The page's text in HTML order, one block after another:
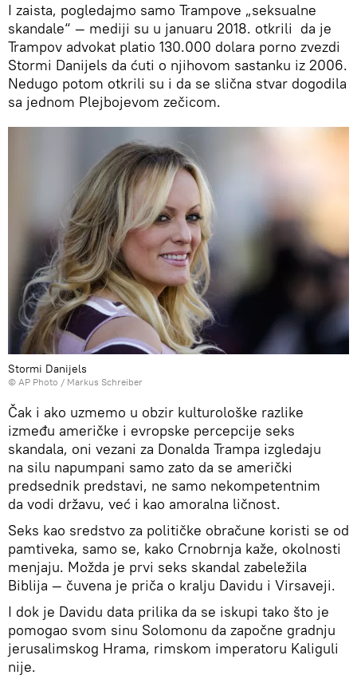
I zaista, pogledajmo samo Trampove „seksualne
skandale“ — mediji su u januaru 2018. otkrili da je
Trampov advokat platio 130.000 dolara porno zvezdi
Stormi Danijels da ćuti o njihovom sastanku iz 2006.
Nedugo potom otkrili su i da se slična stvar dogodila
sa jednom Plejbojevom zečicom.
Stormi Danijels
© AP Photo / Markus Schreiber
Čak i ako uzmemo u obzir kulturološke razlike
između američke i evropske percepcije seks
skandala, oni vezani za Donalda Trampa izgledaju
na silu napumpani samo zato da se američki
predsednik predstavi, ne samo nekompetentnim
da vodi državu, već i kao amoralna ličnost.
Seks kao sredstvo za političke obračune koristi se od
pamtiveka, samo se, kako Crnobrnja kaže, okolnosti
menjaju. Možda je prvi seks skandal zabeležila
Biblija — čuvena je priča o kralju Davidu i Virsaveji.
I dok je Davidu data prilika da se iskupi tako što je
pomogao svom sinu Solomonu da započne gradnju
jerusalimskog Hrama, rimskom imperatoru Kaliguli
nije.